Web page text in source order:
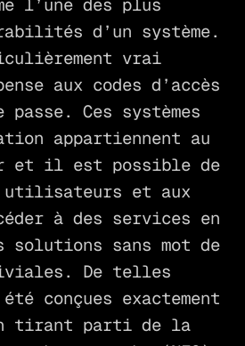
l’une des plus
d’un système.
vrai
aux codes d’accès
Ces systèmes
appartiennent au
et il est possible de
utilisateurs et aux
à des services en
solutions sans mot de
De telles
conçues exactement
tirant parti de la